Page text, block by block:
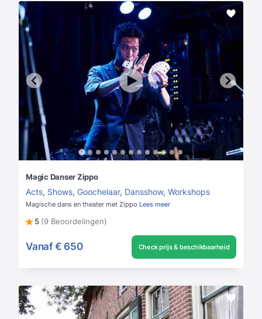
Magic Danser Zippo
Acts, Shows, Goochelaar, Dansshow, Workshops
Magische dans en theater met Zippo Lees meer
5 (9 Beoordelingen)
Vanaf € 650 Check prijs & beschikbaarheid